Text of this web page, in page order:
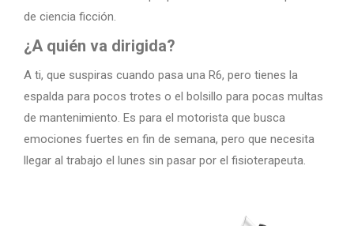
de ciencia ficción.
¿A quién va dirigida?
A ti, que suspiras cuando pasa una R6, pero tienes la
espalda para pocos trotes o el bolsillo para pocas multas
de mantenimiento. Es para el motorista que busca
emociones fuertes en fin de semana, pero que necesita
llegar al trabajo el lunes sin pasar por el fisioterapeuta.